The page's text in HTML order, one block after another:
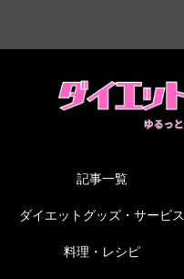
記事一覧
ダイエットグッズ・サービス
料理・レシピ